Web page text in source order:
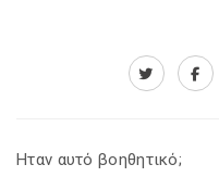
Ηταν αυτό βοηθητικό;